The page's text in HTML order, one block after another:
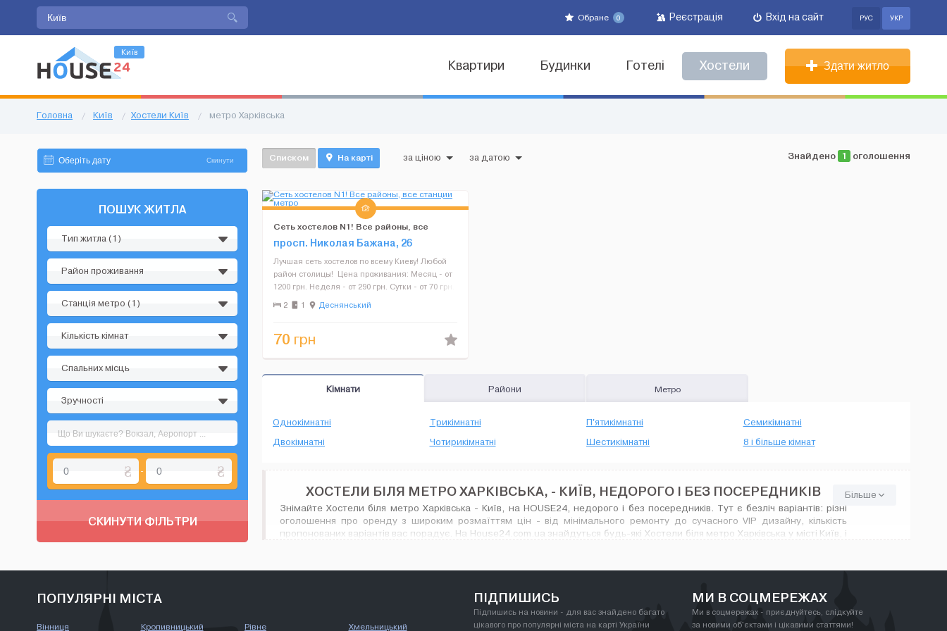
Обране 0 Реєстрація Вхід на сайт РУС УКР
Київ
Квартири Будинки Готелі Хостели Здати житло
Головна / Київ / Хостели Київ / метро Харківська
Скинути
ПОШУК ЖИТЛА
Тип житла (1)
Район проживання
Станція метро (1)
Кількість кімнат
Спальних місць
Зручності
-
СКИНУТИ ФІЛЬТРИ
Списком На карті за ціною за датою Знайдено 1 оголошення
Сеть хостелов N1! Все районы, все
станции метро
просп. Николая Бажана, 26
Лучшая сеть хостелов по всему Киеву! Любой
район столицы! Цена проживания: Месяц - от
1200 грн. Неделя - от 290 грн. Cутки - от 70 грн.
У нас есть все для комфортного проживания, а
именно: — Кухня &ndash...
2 1 Деснянський
70 грн
Кімнати Райони Метро
Однокімнатні
Двокімнатні
Трикімнатні
Чотирикімнатні
П'ятикімнатні
Шестикімнатні
Семикімнатні
8 і більше кімнат
ХОСТЕЛИ БІЛЯ МЕТРО ХАРКІВСЬКА, - КИЇВ, НЕДОРОГО І БЕЗ ПОСЕРЕДНИКІВ
Знімайте Хостели біля метро Харківська - Київ, на HOUSE24, недорого і без посередників. Тут є безліч варіантів: різні
оголошення про оренду з широким розмаїттям цін - від мінімального ремонту до сучасного VIP дизайну, кількість
пропонованих варіантів вас порадує. На House24.com.ua знайдуться будь-які Хостели біля метро Харківська у місті Київ, і
Більше
ПОПУЛЯРНІ МІСТА
Вінниця Кропивницький Рівне Хмельницький
ПІДПИШИСЬ
Підпишись на новини - для вас знайдено багато
цікавого про популярні міста на карті України
МИ В СОЦМЕРЕЖАХ
Ми в соцмережах - приєднуйтесь, слідкуйте
за новими об'єктами і цікавими статтями!